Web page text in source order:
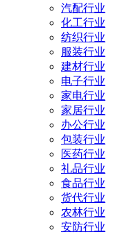
汽配行业
化工行业
纺织行业
服装行业
建材行业
电子行业
家电行业
家居行业
办公行业
包装行业
医药行业
礼品行业
食品行业
货代行业
农林行业
安防行业